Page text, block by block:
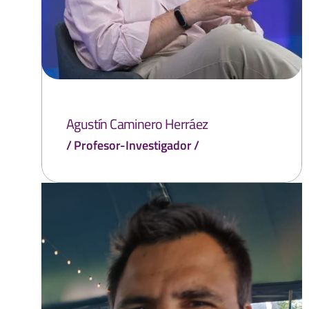
Agustín Caminero Herráez
Profesor-Investigador